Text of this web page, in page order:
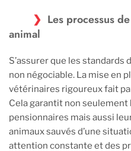
Les processus
animal
S’assurer que les
non négociable. La mise en
vétérinaires rigoureux fait
Cela garantit non
pensionnaires mais aussi
animaux sauvés d’une
attention constante et des